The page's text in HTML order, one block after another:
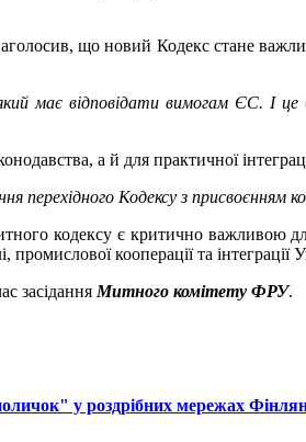
наголосив, що новий Кодекс стане
має відповідати вимогам ЄС. І це
а й для практичної
Кодексу з присвоєнням
кодексу є критично важливою
кооперації та
засідання Митного комітету ФРУ.
у роздрібних мережах